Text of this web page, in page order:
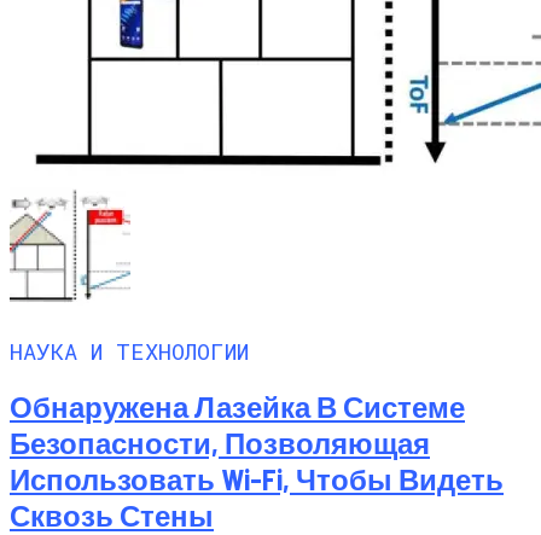
НАУКА И ТЕХНОЛОГИИ
Обнаружена Лазейка В Системе
Безопасности, Позволяющая
Использовать Wi-Fi, Чтобы Видеть
Сквозь Стены